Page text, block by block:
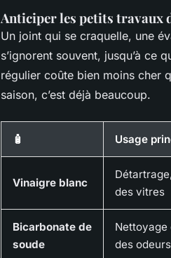
Anticiper les petits travaux
Un joint qui se craquelle, une
s’ignorent souvent, jusqu’à ce
régulier coûte bien moins cher
saison, c’est déjà beaucoup.
🧴 Usage
Vinaigre blanc
des vitres
Bicarbonate de
soude
Nettoyage
des odeurs